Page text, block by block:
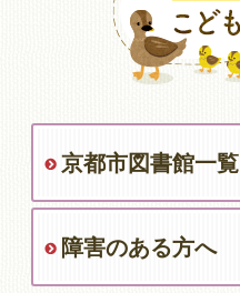
京都市図書館一覧
障害のある方へ